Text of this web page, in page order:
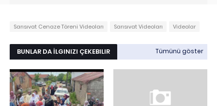
Sarısıvat Cenaze Töreni Videoları Sarısıvat Videoları Videolar
BUNLAR DA İLGINIZI ÇEKEBILIR Tümünü göster